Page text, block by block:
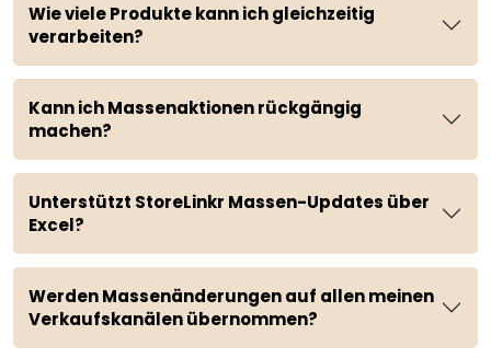
Wie viele Produkte kann ich gleichzeitig
verarbeiten?
Kann ich Massenaktionen rückgängig
machen?
Unterstützt StoreLinkr Massen-Updates über
Excel?
Werden Massenänderungen auf allen meinen
Verkaufskanälen übernommen?